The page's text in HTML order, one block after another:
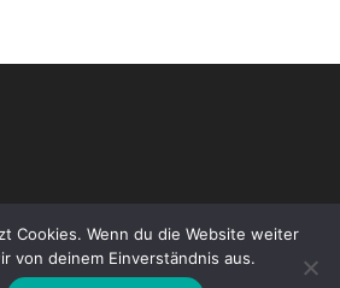
Cookies. Wenn du die Website weiter
von deinem Einverständnis aus.